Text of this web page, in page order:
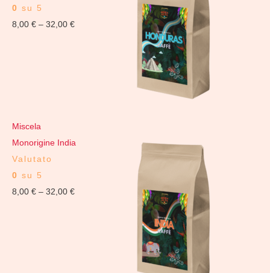
0 su 5
8,00 € – 32,00 €
Miscela
Monorigine India
Valutato
0 su 5
8,00 € – 32,00 €